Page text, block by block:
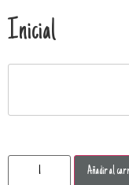
Inicial
Añadir al